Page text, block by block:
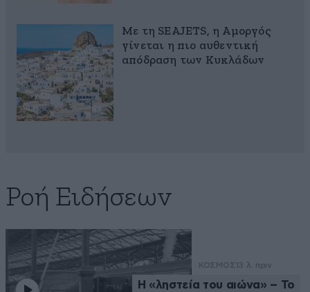
Με τη SEAJETS, η Αμοργός
γίνεται η πιο αυθεντική
απόδραση των Κυκλάδων
Ροή Ειδήσεων
ΚΟΣΜΟΣ 13 λ. πριν
Η «ληστεία του αιώνα» – Το